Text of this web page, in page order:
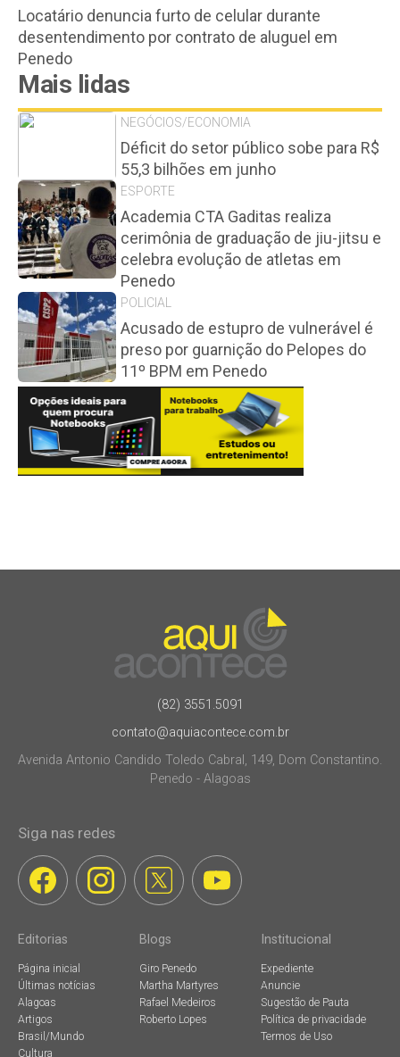
Locatário denuncia furto de celular durante
desentendimento por contrato de aluguel em
Penedo
Mais lidas
NEGÓCIOS/ECONOMIA
Déficit do setor público sobe para R$
55,3 bilhões em junho
ESPORTE
Academia CTA Gaditas realiza
cerimônia de graduação de jiu-jitsu e
celebra evolução de atletas em
Penedo
POLICIAL
Acusado de estupro de vulnerável é
preso por guarnição do Pelopes do
11º BPM em Penedo
(82) 3551.5091
contato@aquiacontece.com.br
Avenida Antonio Candido Toledo Cabral, 149, Dom Constantino.
Penedo - Alagoas
Siga nas redes
Editorias
Página inicial
Últimas notícias
Alagoas
Artigos
Brasil/Mundo
Cultura
Blogs
Giro Penedo
Martha Martyres
Rafael Medeiros
Roberto Lopes
Institucional
Expediente
Anuncie
Sugestão de Pauta
Política de privacidade
Termos de Uso